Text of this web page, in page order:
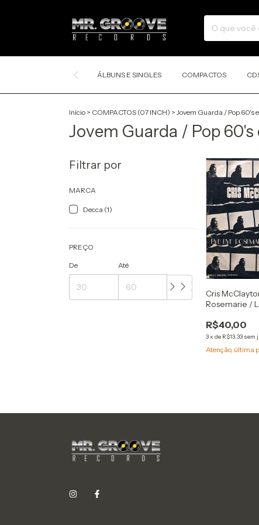
ÁLBUNS E SINGLES COMPACTOS
Início > COMPACTOS (07 INCH) > Jovem Guarda / Pop 60's
Jovem Guarda / Pop 60's
Filtrar por
MARCA
Decca (1)
PREÇO
De Até
Cris
Rosemarie /
R$40,00
3xde R$13,33 sem
Atenção, última